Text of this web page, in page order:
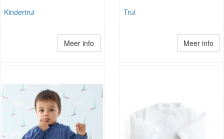
Kindertrui
Meer info
Trui
Meer info